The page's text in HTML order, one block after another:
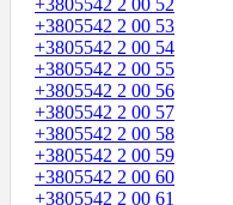
+3805542 2 00 52
+3805542 2 00 53
+3805542 2 00 54
+3805542 2 00 55
+3805542 2 00 56
+3805542 2 00 57
+3805542 2 00 58
+3805542 2 00 59
+3805542 2 00 60
+3805542 2 00 61